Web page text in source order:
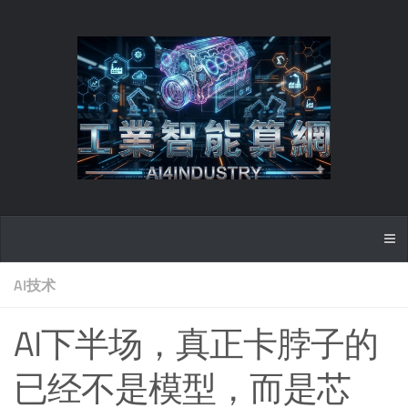
AI技术
AI下半场，真正卡脖子的
已经不是模型，而是芯